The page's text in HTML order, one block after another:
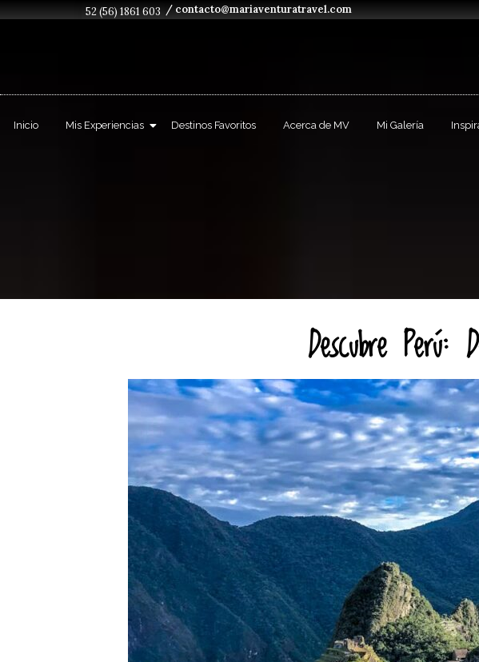
52 (56) 1861 603 / contacto@mariaventuratravel.com
Inicio Mis Experiencias Destinos Favoritos Acerca de MV Mi Galería
Descubre Perú: